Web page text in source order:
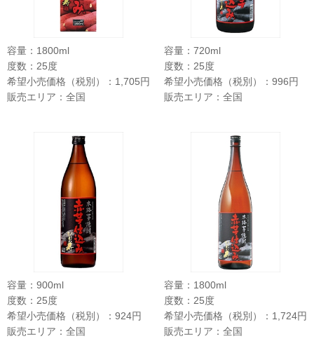
容量：1800ml
度数：25度
希望小売価格（税別）：1,705円
販売エリア：全国
容量：720ml
度数：25度
希望小売価格（税別）：996円
販売エリア：全国
容量：900ml
度数：25度
希望小売価格（税別）：924円
販売エリア：全国
容量：1800ml
度数：25度
希望小売価格（税別）：1,724円
販売エリア：全国